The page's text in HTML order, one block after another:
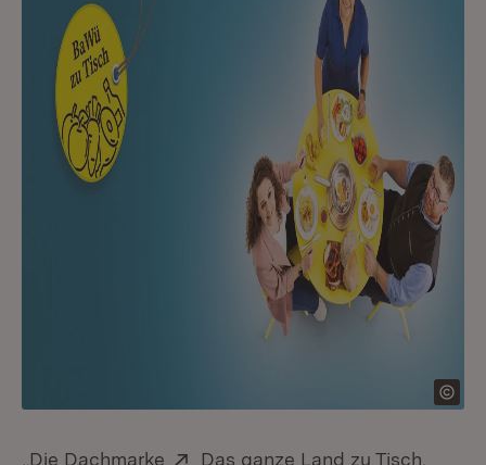
„Die Dachmarke Extern:
˛Das ganze Land zu Tisch.